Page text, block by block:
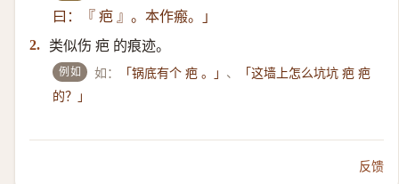
曰：『 疤 』。本作瘢。」
2.
类似伤 疤 的痕迹。
例如 如： 「锅底有个 疤 。」 、
「这墙上怎么坑坑 疤 疤
的？」
反馈